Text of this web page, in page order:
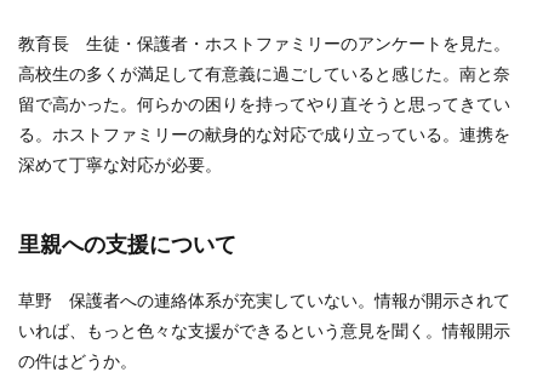
教育長 生徒・保護者・ホストファミリーのアンケートを見た。
高校生の多くが満足して有意義に過ごしていると感じた。南と奈
留で高かった。何らかの困りを持ってやり直そうと思ってきてい
る。ホストファミリーの献身的な対応で成り立っている。連携を
深めて丁寧な対応が必要。
里親への支援について
草野 保護者への連絡体系が充実していない。情報が開示されて
いれば、もっと色々な支援ができるという意見を聞く。情報開示
の件はどうか。